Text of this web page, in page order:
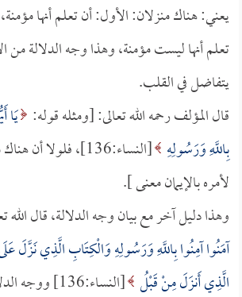
يعني: هناك منزلان: الأول: أن تعلم أنها مؤمنة،
تعلم أنها ليست مؤمنة، وهذا وجه الدلالة من
يتفاضل في القلب.
قال المؤلف رحمه الله تعالى: [ومثله قوله: يَا
بِاللَّهِ وَرَسُولِهِ
[النساء:136]، فلولا
لأمره بالإيمان معنى ].
وهذا دليل آخر مع بيان وجه الدلالة، قال الله
آمَنُوا آمِنُوا بِاللَّهِ وَرَسُولِهِ وَالْكِتَابِ الَّذِي نَزَّلَ
الَّذِي أَنزَلَ مِنْ قَبْلُ
[النساء:136]